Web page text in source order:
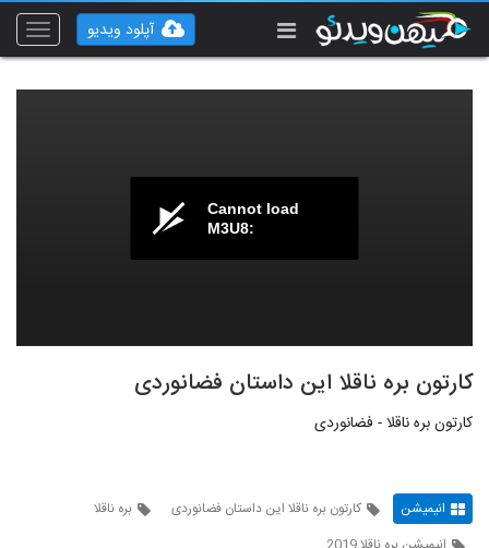
Toggle
آپلود ویدیو
Cannot load
M3U8:
کارتون بره ناقلا این داستان فضانوردی
کارتون بره ناقلا - فضانوردی
انیمیشن کارتون بره ناقلا این داستان فضانوردی
بره ناقلا